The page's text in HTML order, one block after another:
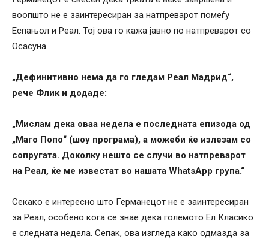
воопшто не е заинтересиран за натпреварот помеѓу
Еспањол и Реал. Тој ова го кажа јавно по натпреварот со
Осасуна.
„Дефинитивно нема да го гледам Реал Мадрид“,
рече Флик и додаде:
„Мислам дека оваа недела е последната епизода од
„Маго Попо“ (шоу програма), а можеби ќе излезам со
сопругата. Доколку нешто се случи во натпреварот
на Реал, ќе ме известат во нашата WhatsApp група.“
Секако е интересно што Германецот не е заинтересиран
за Реал, особено кога се знае дека големото Ел Класико
е следната недела. Сепак, ова изгледа како одмазда за